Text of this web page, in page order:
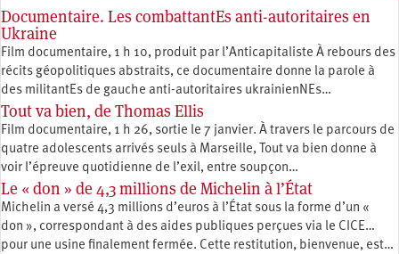
Documentaire. Les combattantEs anti-autoritaires en
Ukraine
Film documentaire, 1 h 10, produit par l’Anticapitaliste À rebours des
récits géopolitiques abstraits, ce documentaire donne la parole à
des militantEs de gauche anti-autoritaires ukrainienNEs…
Tout va bien, de Thomas Ellis
Film documentaire, 1 h 26, sortie le 7 janvier. À travers le parcours de
quatre adolescents arrivés seuls à Marseille, Tout va bien donne à
voir l’épreuve quotidienne de l’exil, entre soupçon…
Le « don » de 4,3 millions de Michelin à l’État
Michelin a versé 4,3 millions d’euros à l’État sous la forme d’un «
don », correspondant à des aides publiques perçues via le CICE…
pour une usine finalement fermée. Cette restitution, bienvenue, est…